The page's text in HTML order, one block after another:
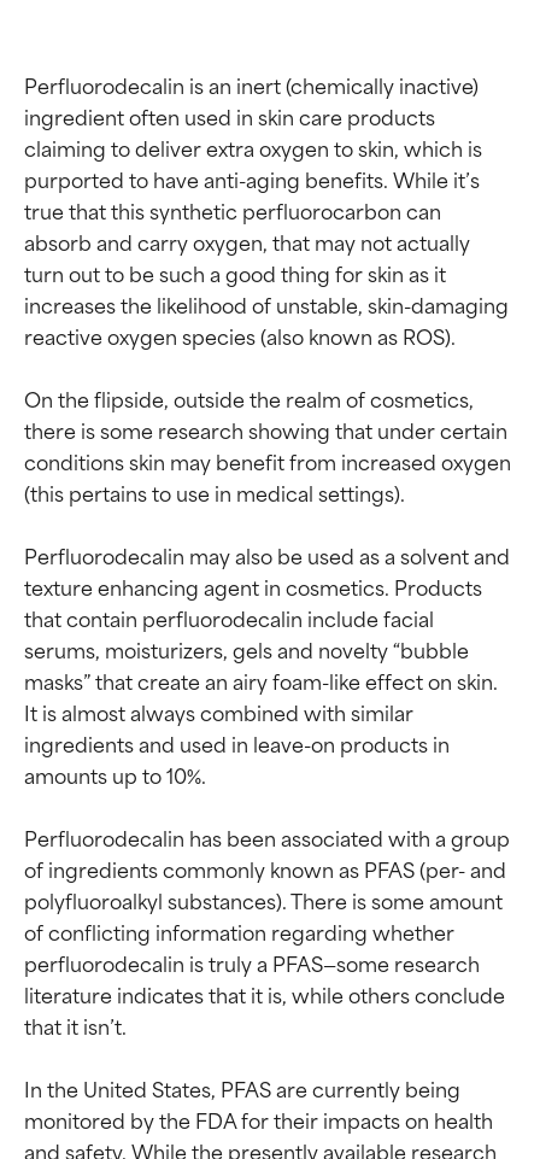
Perfluorodecalin is an inert (chemically inactive)
ingredient often used in skin care products
claiming to deliver extra oxygen to skin, which is
purported to have anti-aging benefits. While it’s
true that this synthetic perfluorocarbon can
absorb and carry oxygen, that may not actually
turn out to be such a good thing for skin as it
increases the likelihood of unstable, skin-damaging
reactive oxygen species (also known as ROS).
On the flipside, outside the realm of cosmetics,
there is some research showing that under certain
conditions skin may benefit from increased oxygen
(this pertains to use in medical settings).
Perfluorodecalin may also be used as a solvent and
texture enhancing agent in cosmetics. Products
that contain perfluorodecalin include facial
serums, moisturizers, gels and novelty “bubble
masks” that create an airy foam-like effect on skin.
It is almost always combined with similar
ingredients and used in leave-on products in
amounts up to 10%.
Perfluorodecalin has been associated with a group
of ingredients commonly known as PFAS (per- and
polyfluoroalkyl substances). There is some amount
of conflicting information regarding whether
perfluorodecalin is truly a PFAS—some research
literature indicates that it is, while others conclude
that it isn’t.
In the United States, PFAS are currently being
monitored by the FDA for their impacts on health
and safety. While the presently available research
Oceny składników
BEST
Oceny składników
BEST